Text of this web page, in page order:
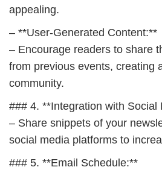
appealing.
– **User-Generated Content:**
– Encourage readers to share
from previous events, creating
community.
### 4. **Integration with Social
– Share snippets of your
social media platforms to
### 5. **Email Schedule:**